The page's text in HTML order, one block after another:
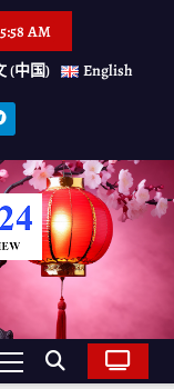
AM
(中国) English